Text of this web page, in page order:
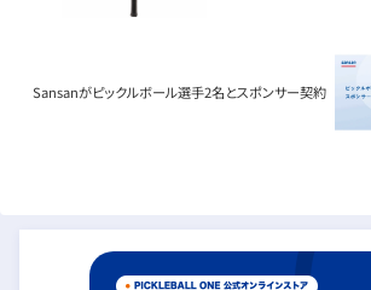
Sansanがピックルボール選手2名とスポンサー契約